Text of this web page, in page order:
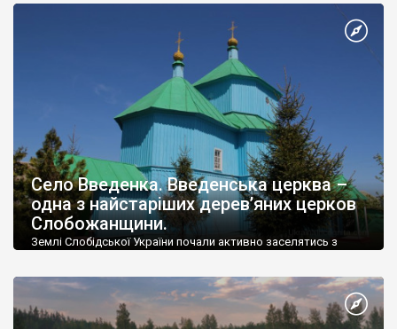
Село Введенка. Введенська церква –
одна з найстаріших дерев’яних церков
Слобожанщини.
Землі Слобідської України почали активно заселятись з
частини Правобережжя та Поділля.